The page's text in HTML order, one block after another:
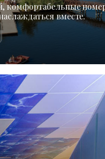
комфортабельные
вместе.